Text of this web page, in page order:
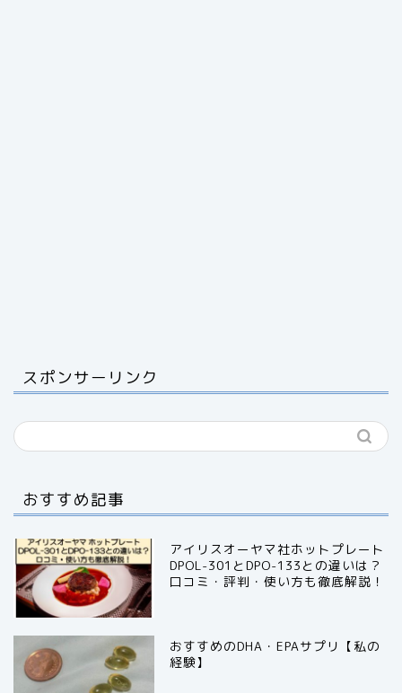
スポンサーリンク
おすすめ記事
アイリスオーヤマ社ホットプレート
DPOL-301とDPO-133との違いは？
口コミ・評判・使い方も徹底解説！
おすすめのDHA・EPAサプリ【私の
経験】